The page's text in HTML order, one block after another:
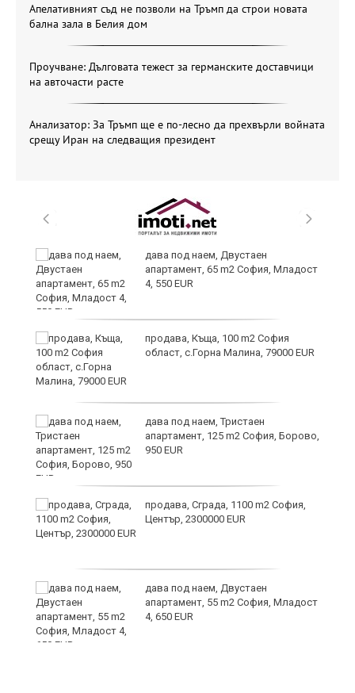
Апелативният съд не позволи на Тръмп да строи новата
бална зала в Белия дом
Проучване: Дълговата тежест за германските доставчици
на авточасти расте
Анализатор: За Тръмп ще е по-лесно да прехвърли войната
срещу Иран на следващия президент
дава под наем, Двустаен
апартамент, 65 m2 София, Младост
4, 550 EUR
продава, Къща, 100 m2 София
област, с.Горна Малина, 79000 EUR
дава под наем, Тристаен
апартамент, 125 m2 София, Борово,
950 EUR
продава, Сграда, 1100 m2 София,
Център, 2300000 EUR
дава под наем, Двустаен
апартамент, 55 m2 София, Младост
4, 650 EUR